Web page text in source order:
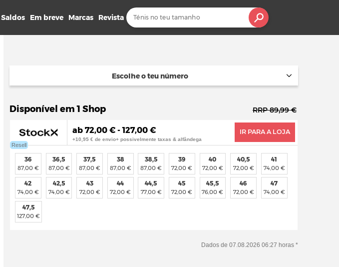
Saldos Em breve Marcas Revista
Escolhe o teu número
Disponível em 1 Shop RRP 89,99 €
Resell
ab 72,00 € - 127,00 €
+10,95 € de envio+ possivelmente taxas & alfândega
IR PARA A LOJA
36
87,00 €
36,5
87,00 €
37,5
87,00 €
38
87,00 €
38,5
87,00 €
39
72,00 €
40
72,00 €
40,5
72,00 €
41
74,00 €
42
74,00 €
42,5
74,00 €
43
72,00 €
44
72,00 €
44,5
77,00 €
45
72,00 €
45,5
76,00 €
46
72,00 €
47
74,00 €
47,5
127,00 €
Dados de 07.08.2026 06:27 horas *